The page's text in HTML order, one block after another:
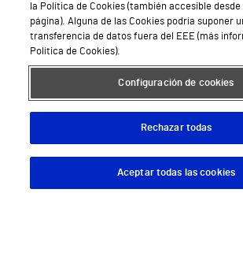
Hospital Vithas Valencia
Hospital Vithas Vitoria
Hospital Vithas Xanit Internacional
Sobre Vithas
Descargar App
la Política de Cookies (también accesible desde
página). Alguna de las Cookies podría suponer
transferencia de datos fuera del EEE (más
Política de Cookies).
Configuración de cookies
Rechazar todas
Aceptar todas las cookies